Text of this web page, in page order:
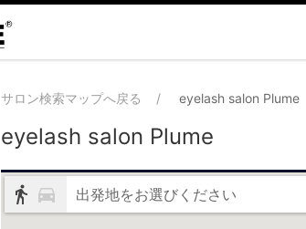
サロン検索マップへ戻る eyelash salon Plume
eyelash salon Plume
出発地をお選びください